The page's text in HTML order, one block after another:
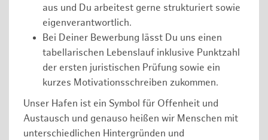
aus und Du arbeitest gerne strukturiert sowie
eigenverantwortlich.
Bei Deiner Bewerbung lässt Du uns einen
tabellarischen Lebenslauf inklusive Punktzahl
der ersten juristischen Prüfung sowie ein
kurzes Motivationsschreiben zukommen.
Unser Hafen ist ein Symbol für Offenheit und
Austausch und genauso heißen wir Menschen mit
unterschiedlichen Hintergründen und